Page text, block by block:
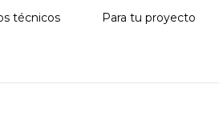
técnicos Para tu proyecto